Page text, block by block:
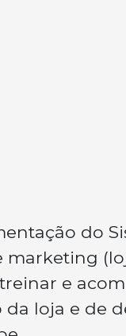
do
e
da loja e de